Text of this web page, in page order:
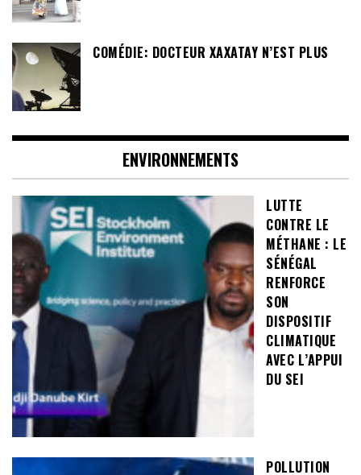
COMÉDIE: DOCTEUR XAXATAY N’EST PLUS
ENVIRONNEMENTS
LUTTE
CONTRE LE
MÉTHANE : LE
SÉNÉGAL
RENFORCE
SON
DISPOSITIF
CLIMATIQUE
AVEC L’APPUI
DU SEI
POLLUTION